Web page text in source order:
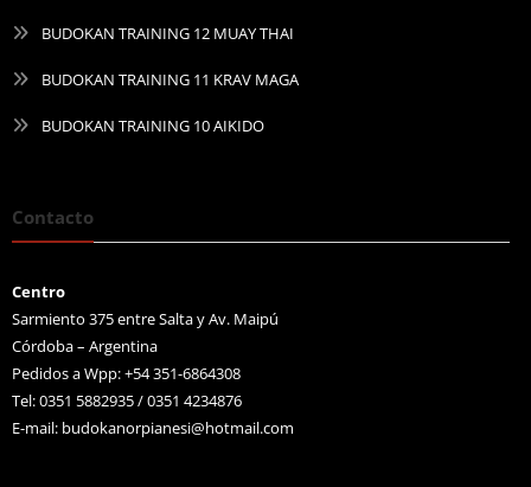
BUDOKAN TRAINING 12 MUAY THAI
BUDOKAN TRAINING 11 KRAV MAGA
BUDOKAN TRAINING 10 AIKIDO
Contacto
Centro
Sarmiento 375 entre Salta y Av. Maipú
Córdoba – Argentina
Pedidos a Wpp: +54 351-6864308
Tel: 0351 5882935 / 0351 4234876
E-mail: budokanorpianesi@hotmail.com